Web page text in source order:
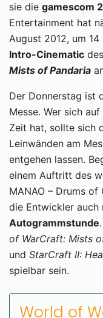
sie die gamescom
Entertainment hat
August 2012, um
Intro-Cinematic
Mists of Pandaria
Der Donnerstag ist
Messe. Wer sich
Zeit hat, sollte sich
Leinwänden am
entgehen lassen.
einem Auftritt des
MANAO – Drums of
die Entwickler auch
Autogrammstunde
of WarCraft: Mists
und StarCraft II:
spielbar sein.
World of